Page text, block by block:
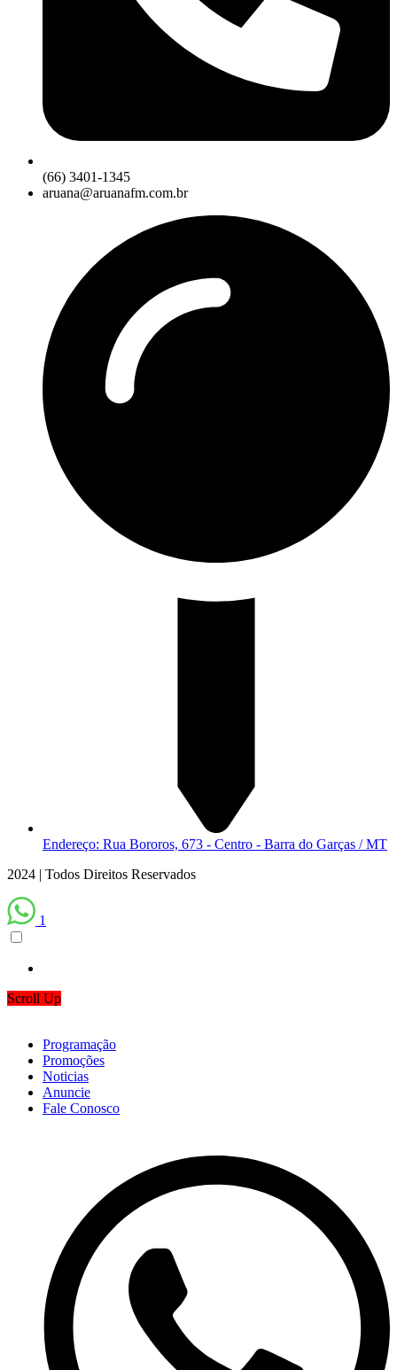
(66) 3401-1345
aruana@aruanafm.com.br
Endereço: Rua Bororos, 673 - Centro - Barra do Garças / MT
2024 | Todos Direitos Reservados
1
Scroll Up
Programação
Promoções
Noticias
Anuncie
Fale Conosco